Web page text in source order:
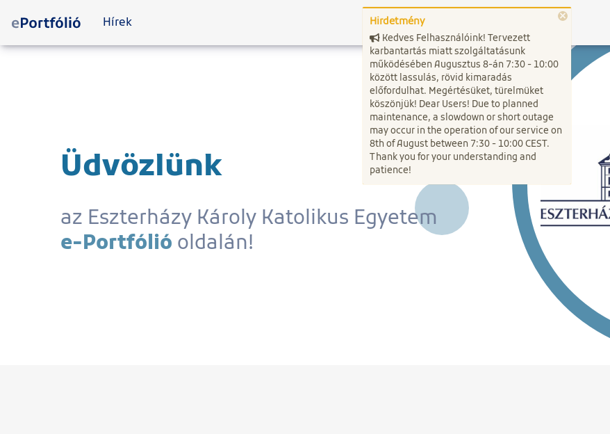
Hírek
Üdvözlünk
az Eszterházy Károly Katolikus Egyetem
e-Portfólió oldalán!
Hirdetmény
Kedves Felhasználóink! Tervezett
karbantartás miatt szolgáltatásunk
működésében Augusztus 8-án 7:30 - 10:00
között lassulás, rövid kimaradás
előfordulhat. Megértésüket, türelmüket
köszönjük! Dear Users! Due to planned
maintenance, a slowdown or short outage
may occur in the operation of our service on
8th of August between 7:30 - 10:00 CEST.
Thank you for your understanding and
patience!
×